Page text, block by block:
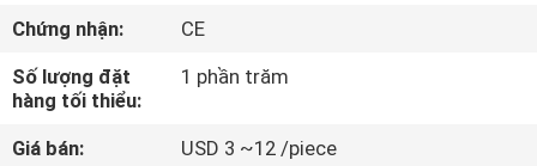
VỀ
Chứng nhận:
CE
Số lượng đặt
hàng tối thiểu:
1 phần trăm
Giá bán:
USD 3 ~12 /piece